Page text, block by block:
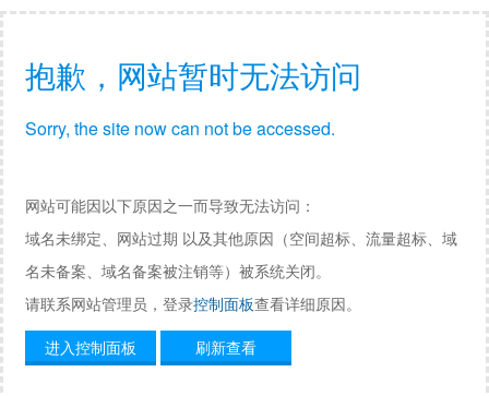
抱歉，网站暂时无法访问
Sorry, the site now can not be accessed.
网站可能因以下原因之一而导致无法访问：
域名未绑定、网站过期 以及其他原因（空间超标、流量超标、域
名未备案、域名备案被注销等）被系统关闭。
请联系网站管理员，登录控制面板查看详细原因。
进入控制面板
刷新查看